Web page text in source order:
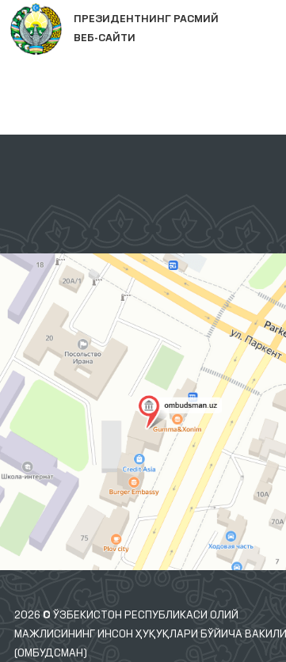
ПРЕЗИДЕНТНИНГ РАСМИЙ
ВЕБ-САЙТИ
2026 © ЎЗБЕКИСТОН РЕСПУБЛИКАСИ ОЛИЙ
МАЖЛИСИНИНГ ИНСОН ҲУҚУҚЛАРИ БЎЙИЧА ВАКИЛИ
(ОМБУДСМАН)